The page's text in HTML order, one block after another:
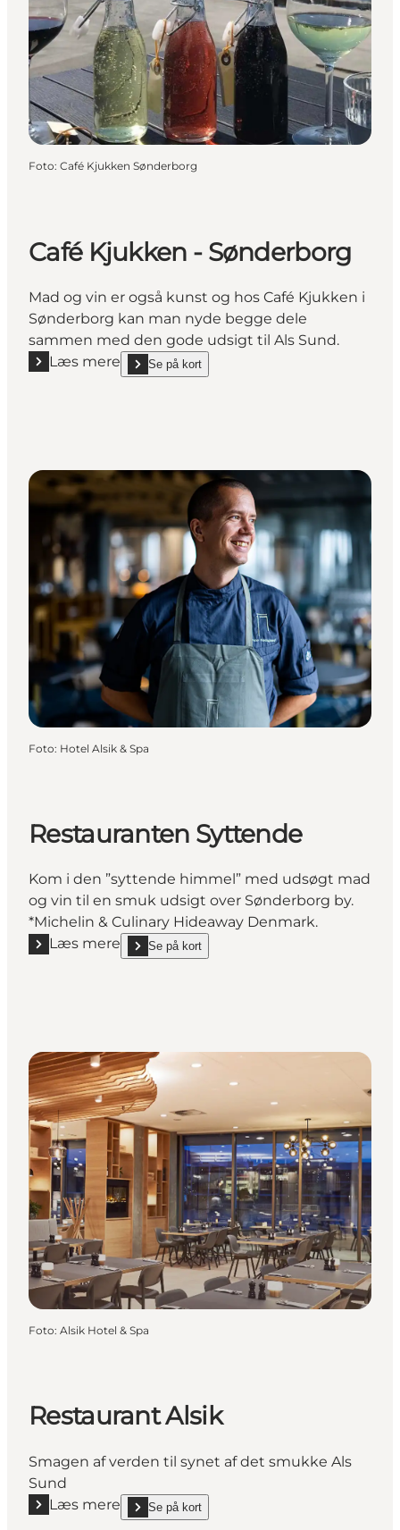
Foto: Café Kjukken Sønderborg
Café Kjukken - Sønderborg
Mad og vin er også kunst og hos Café Kjukken i
Sønderborg kan man nyde begge dele
sammen med den gode udsigt til Als Sund.
Læs mere
Læs mere "Café Kjukken - Sønderborg"
Se på kort
show Café Kjukken - Sønderborg on_map
Foto: Hotel Alsik & Spa
Restauranten Syttende
Kom i den ”syttende himmel” med udsøgt mad
og vin til en smuk udsigt over Sønderborg by.
*Michelin & Culinary Hideaway Denmark.
Læs mere
Læs mere "Restauranten Syttende"
Se på kort
show Restauranten Syttende on_map
Foto: Alsik Hotel & Spa
Restaurant Alsik
Smagen af verden til synet af det smukke Als
Sund
Læs mere
Læs mere "Restaurant Alsik"
Se på kort
show Restaurant Alsik on_map